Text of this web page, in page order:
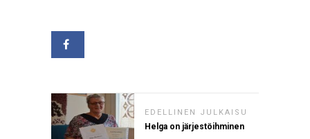
EDELLINEN JULKAISU
Helga on järjestöihminen